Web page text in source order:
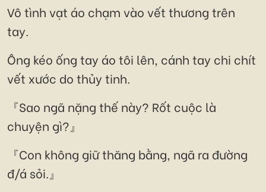
Vô tình vạt áo chạm vào vết thương trên
tay.
Ông kéo ống tay áo tôi lên, cánh tay chi chít
vết xước do thủy tinh.
『Sao ngã nặng thế này? Rốt cuộc là
chuyện gì?』
『Con không giữ thăng bằng, ngã ra đường
đ/á sỏi.』